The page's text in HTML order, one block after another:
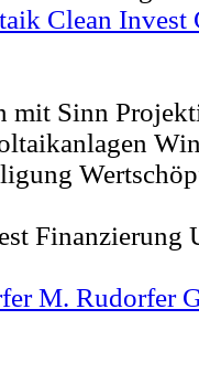
Clean Invest
mit Sinn
Finanzierung
M. Rudorfer